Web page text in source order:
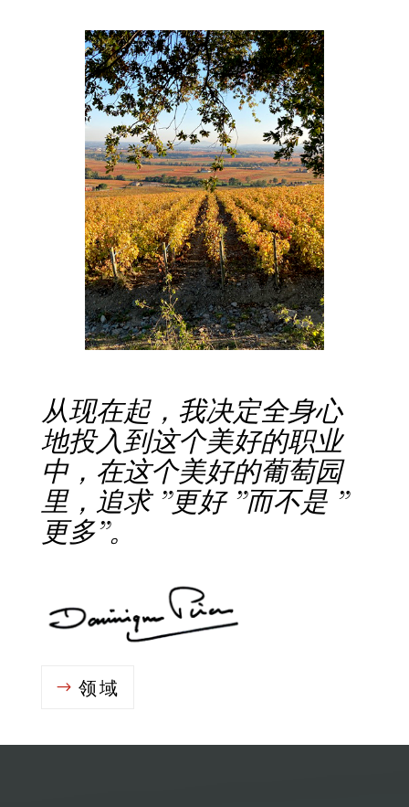
从现在起，我决定全身心
地投入到这个美好的职业
中，在这个美好的葡萄园
里，追求 ”更好 ”而不是 ”
更多”。
领域